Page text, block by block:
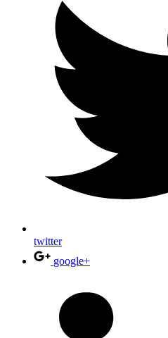
twitter
google+